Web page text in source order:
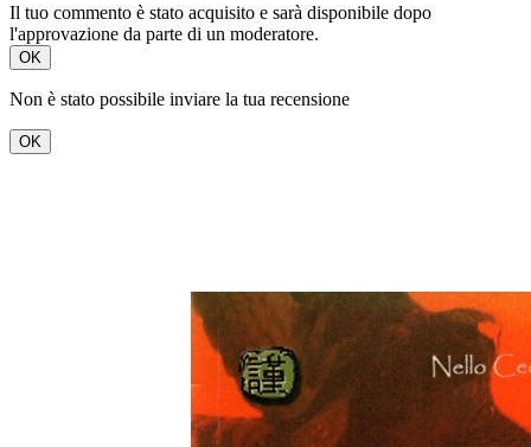
Il tuo commento è stato acquisito e sarà disponibile dopo
l'approvazione da parte di un moderatore.
OK
Non è stato possibile inviare la tua recensione
OK